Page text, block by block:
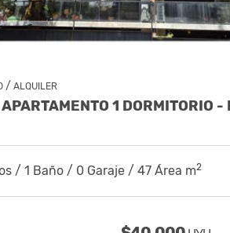
/ ALQUILER
/ 1 Baño / 0 Garaje / 47 Área m2